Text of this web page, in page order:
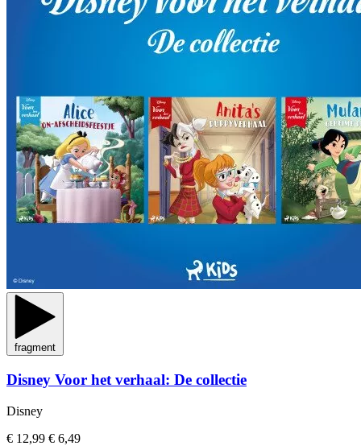
fragment
Disney Voor het verhaal: De collectie
Disney
€ 12,99 € 6,49